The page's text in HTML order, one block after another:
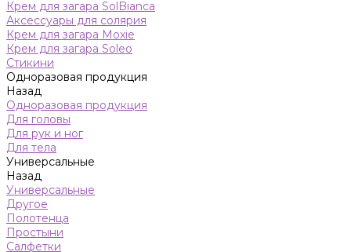
Крем для загара SolBianca
Аксессуары для солярия
Крем для загара Moxie
Крем для загара Soleo
Стикини
Одноразовая продукция
Назад
Одноразовая продукция
Для головы
Для рук и ног
Для тела
Универсальные
Назад
Универсальные
Другое
Полотенца
Простыни
Салфетки